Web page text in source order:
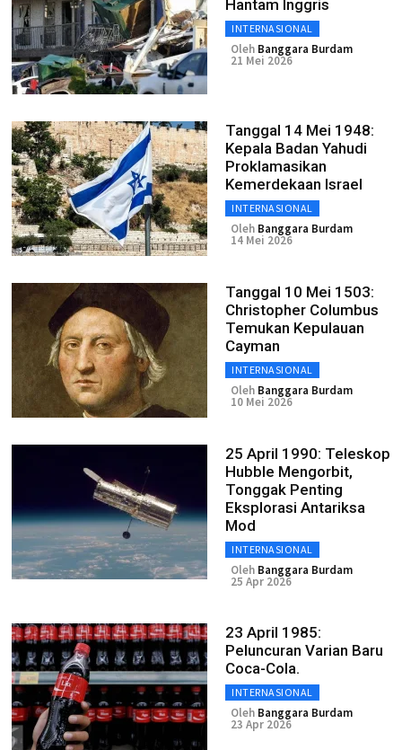
Hantam Inggris
INTERNASIONAL
Oleh Banggara Burdam
21 Mei 2026
Tanggal 14 Mei 1948:
Kepala Badan Yahudi
Proklamasikan
Kemerdekaan Israel
INTERNASIONAL
Oleh Banggara Burdam
14 Mei 2026
Tanggal 10 Mei 1503:
Christopher Columbus
Temukan Kepulauan
Cayman
INTERNASIONAL
Oleh Banggara Burdam
10 Mei 2026
25 April 1990: Teleskop
Hubble Mengorbit,
Tonggak Penting
Eksplorasi Antariksa
Mod
INTERNASIONAL
Oleh Banggara Burdam
25 Apr 2026
23 April 1985:
Peluncuran Varian Baru
Coca-Cola.
INTERNASIONAL
Oleh Banggara Burdam
23 Apr 2026